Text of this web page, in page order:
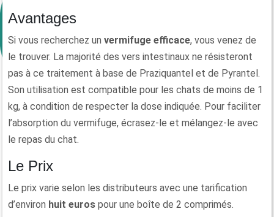
Avantages
Si vous recherchez un vermifuge efficace, vous venez de
le trouver. La majorité des vers intestinaux ne résisteront
pas à ce traitement à base de Praziquantel et de Pyrantel.
Son utilisation est compatible pour les chats de moins de 1
kg, à condition de respecter la dose indiquée. Pour faciliter
l’absorption du vermifuge, écrasez-le et mélangez-le avec
le repas du chat.
Le Prix
Le prix varie selon les distributeurs avec une tarification
d’environ huit euros pour une boîte de 2 comprimés.